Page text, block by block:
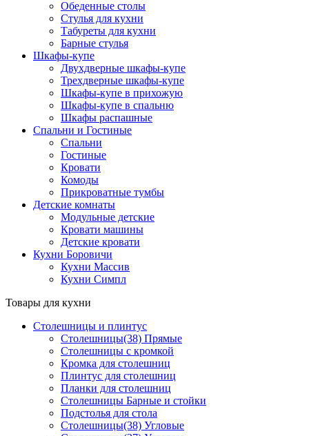
Обеденные столы
Стулья для кухни
Табуреты для кухни
Барные стулья
Шкафы-купе
Двухдверные шкафы-купе
Трехдверные шкафы-купе
Шкафы-купе в прихожую
Шкафы-купе в спальню
Шкафы распашные
Спальни и Гостиные
Спальни
Гостиные
Кровати
Комоды
Прикроватные тумбы
Детские комнаты
Модульные детские
Кровати машины
Детские кровати
Кухни Боровичи
Кухни Массив
Кухни Симпл
Товары для кухни
Столешницы и плинтус
Столешницы(38) Прямые
Столешницы с кромкой
Кромка для столешниц
Плинтус для столешниц
Планки для столешниц
Столешницы Барные и стойки
Подстолья для стола
Столешницы(38) Угловые